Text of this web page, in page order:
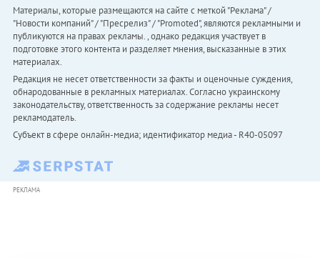
Материалы, которые размещаются на сайте с меткой "Реклама" /
"Новости компаний" / "Пресрелиз" / "Promoted", являются рекламными и
публикуются на правах рекламы. , однако редакция участвует в
подготовке этого контента и разделяет мнения, высказанные в этих
материалах.
Редакция не несет ответственности за факты и оценочные суждения,
обнародованные в рекламных материалах. Согласно украинскому
законодательству, ответственность за содержание рекламы несет
рекламодатель.
Субъект в сфере онлайн-медиа; идентификатор медиа - R40-05097
РЕКЛАМА